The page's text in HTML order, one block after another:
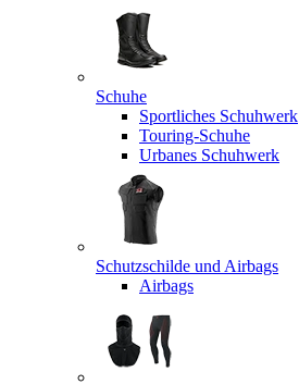
Schuhe
Sportliches Schuhwerk
Touring-Schuhe
Urbanes Schuhwerk
Schutzschilde und Airbags
Airbags